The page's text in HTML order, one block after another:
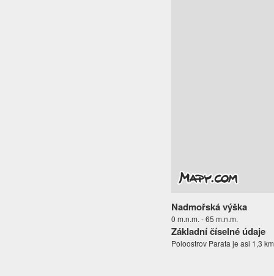
Nadmořská výška
0 m.n.m. - 65 m.n.m.
Základní číselné údaje
Poloostrov Parata je asi 1,3